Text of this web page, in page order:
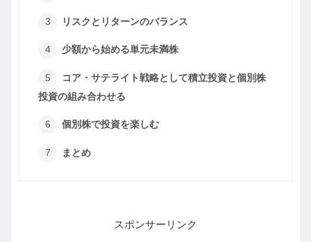
リスクとリターンのバランス
少額から始める単元未満株
コア・サテライト戦略として積立投資と個別株
投資の組み合わせる
個別株で投資を楽しむ
まとめ
スポンサーリンク